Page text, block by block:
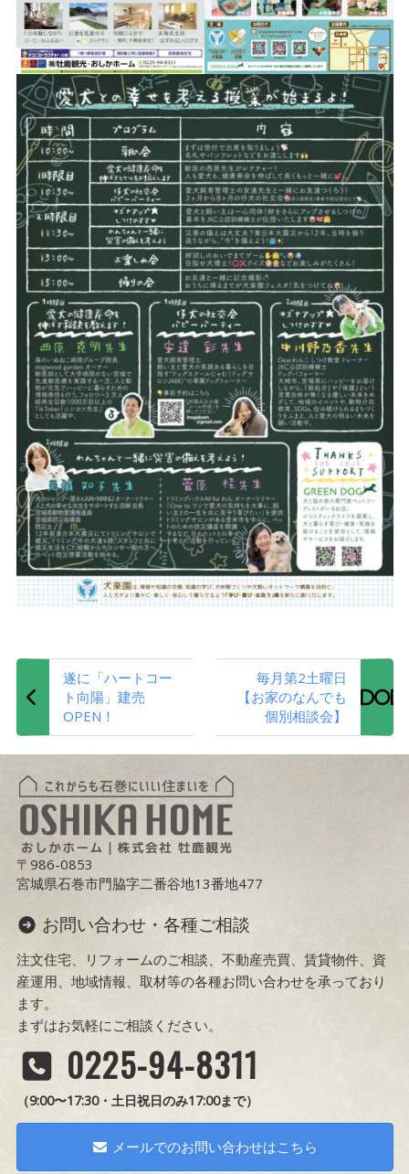
毎月第2土曜日
【お家のなんでも
個別相談会】
遂に「ハートコー
ト向陽」建売
OPEN！
〒986-0853
宮城県石巻市門脇字二番谷地13番地477
お問い合わせ・各種ご相談
注文住宅、リフォームのご相談、不動産売買、賃貸物件、資
産運用、地域情報、取材等の各種お問い合わせを承っており
ます。
まずはお気軽にご相談ください。
0225-94-8311
（9:00〜17:30・土日祝日のみ17:00まで）
メールでのお問い合わせはこちら